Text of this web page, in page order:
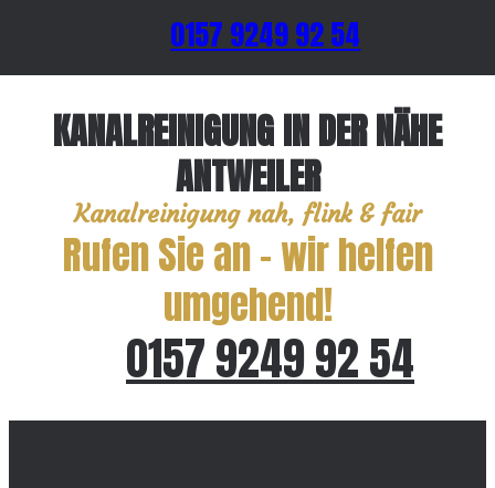
0157 9249 92 54
KANALREINIGUNG IN DER NÄHE
ANTWEILER
Kanalreinigung nah, flink & fair
Rufen Sie an – wir helfen
umgehend!
0157 9249 92 54